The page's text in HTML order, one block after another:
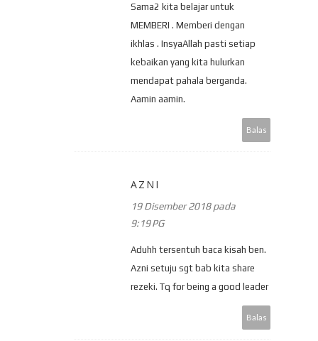
Sama2 kita belajar untuk
MEMBERI . Memberi dengan
ikhlas . InsyaAllah pasti setiap
kebaikan yang kita hulurkan
mendapat pahala berganda.
Aamin aamin.
Balas
AZNI
19 Disember 2018 pada
9:19 PG
Aduhh tersentuh baca kisah ben.
Azni setuju sgt bab kita share
rezeki. Tq for being a good leader
Balas